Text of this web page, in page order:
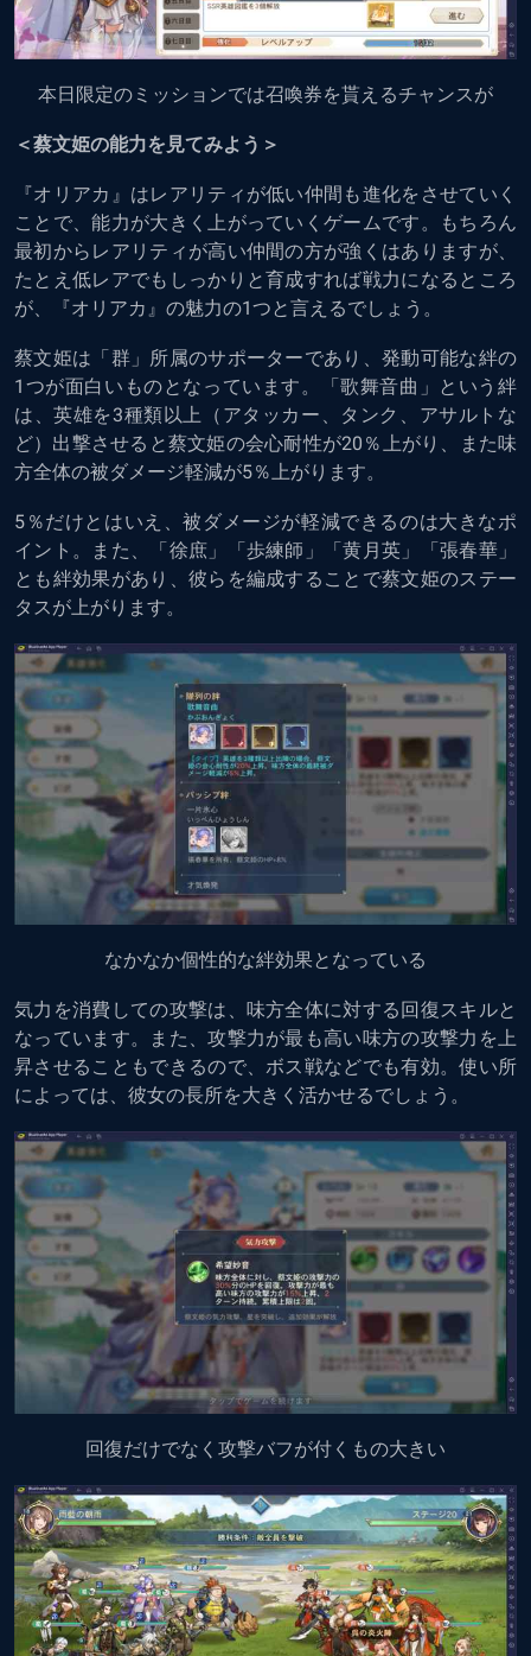
本日限定のミッションでは召喚券を貰えるチャンスが
＜蔡文姫の能力を見てみよう＞
『オリアカ』はレアリティが低い仲間も進化をさせていく
ことで、能力が大きく上がっていくゲームです。もちろん
最初からレアリティが高い仲間の方が強くはありますが、
たとえ低レアでもしっかりと育成すれば戦力になるところ
が、『オリアカ』の魅力の1つと言えるでしょう。
蔡文姫は「群」所属のサポーターであり、発動可能な絆の
1つが面白いものとなっています。「歌舞音曲」という絆
は、英雄を3種類以上（アタッカー、タンク、アサルトな
ど）出撃させると蔡文姫の会心耐性が20％上がり、また味
方全体の被ダメージ軽減が5％上がります。
5％だけとはいえ、被ダメージが軽減できるのは大きなポ
イント。また、「徐庶」「歩練師」「黄月英」「張春華」
とも絆効果があり、彼らを編成することで蔡文姫のステー
タスが上がります。
なかなか個性的な絆効果となっている
気力を消費しての攻撃は、味方全体に対する回復スキルと
なっています。また、攻撃力が最も高い味方の攻撃力を上
昇させることもできるので、ボス戦などでも有効。使い所
によっては、彼女の長所を大きく活かせるでしょう。
回復だけでなく攻撃バフが付くもの大きい